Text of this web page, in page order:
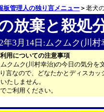
板管理人の独り言メニュー ＞ 老犬
放棄と殺処
年3月14日:ムクムク(川村
用についての注意事項
クムク(川村幸治)の今日の気分を
言なので、どなたかとディスカ
たしません。
ご利用ください。